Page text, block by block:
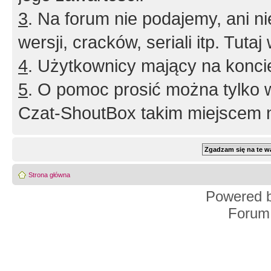
3. Na forum nie podajemy, ani
wersji, cracków, seriali itp. Tutaj
4. Użytkownicy mający na
5. O pomoc prosić można tylko
Czat-ShoutBox takim miejscem
Strona główna
Powered